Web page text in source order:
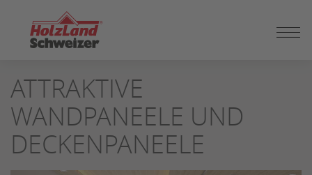
SEITENINHALT
SPRINGEN
ATTRAKTIVE
WANDPANEELE UND
DECKENPANEELE